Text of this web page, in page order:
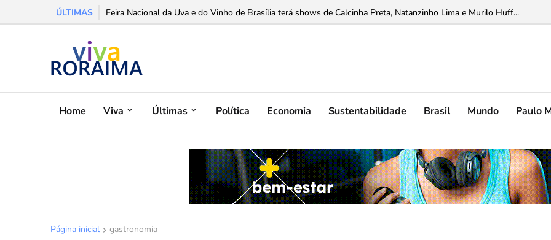
ÚLTIMAS Feira Nacional da Uva e do Vinho de Brasília terá shows de Calcinha Preta, Natanzinho Lima e Murilo Huff...
Home Viva Últimas Política Economia Sustentabilidade Brasil Mundo Paulo
Página inicial gastronomia